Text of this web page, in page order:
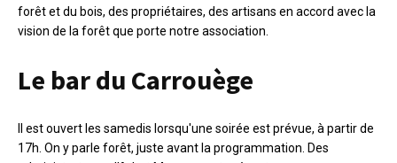
forêt et du bois, des propriétaires, des artisans en accord avec la
vision de la forêt que porte notre association.
Le bar du Carrouège
Il est ouvert les samedis lorsqu'une soirée est prévue, à partir de
17h. On y parle forêt, juste avant la programmation. Des